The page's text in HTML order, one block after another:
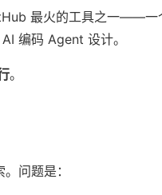
最火的工具之一——一
编码 Agent 设计。
。
问题是：